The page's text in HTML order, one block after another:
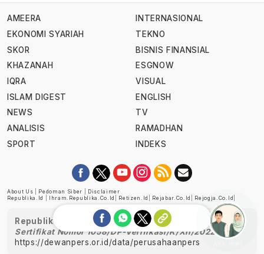
AMEERA
EKONOMI SYARIAH
SKOR
KHAZANAH
IQRA
ISLAM DIGEST
NEWS
ANALISIS
SPORT
INTERNASIONAL
TEKNO
BISNIS FINANSIAL
ESGNOW
VISUAL
ENGLISH
TV
RAMADHAN
INDEKS
About Us Pedoman Siber
Disclaimer
Republika.id
Ihram.republika.co.id Retizen.id Rejabar.co.id Rejogja.co.id
Republika telah diverifikasi oleh Dewan Pers
Sertifikat Nomor 1058/DP-Verifikasi/K/XII/2022
https://dewanpers.or.id/data/perusahaanpers